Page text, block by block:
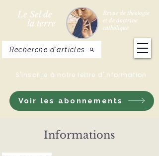
Le Sel de
la terre
Revue de théologie
et de doctrine
catholique
Voir les abonnements
S'inscrire à notre lettre d'information
Recherche d'articles
Informations